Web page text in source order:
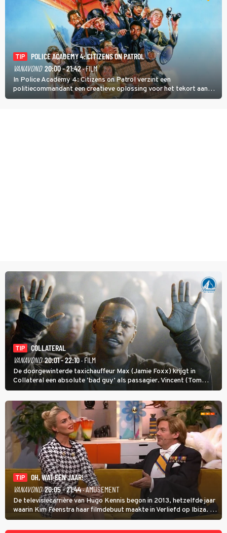
TIP
POLICE ACADEMY 4: CITIZENS ON PATROL
VANAVOND 20:00 - 21:42· FILM
In Police Academy 4: Citizens on Patrol verzint een
politiecommandant een creatieve oplossing voor het tekort aan
agenten.
TIP
COLLATERAL
VANAVOND 20:01 - 22:10· FILM
De doorgewinterde taxichauffeur Max (Jamie Foxx) krijgt in
Collateral een absolute ‘bad guy’ als passagier. Vincent (Tom
Cruise) heeft hem nodig om hem de stad door te loodsen om een
wel heel lugubere reden.
TIP
OH, WAT EEN JAAR!
VANAVOND 20:05 - 21:44· AMUSEMENT
De televisiecarrière van Hugo Kennis begon in 2013, hetzelfde jaar
waarin Kim Feenstra haar filmdebuut maakte in Verliefd op Ibiza. In
Oh, Wat een Jaar! wordt duidelijk wat ze nog meer weten van het
jaar waarin ze allebei eindtwintigers waren.